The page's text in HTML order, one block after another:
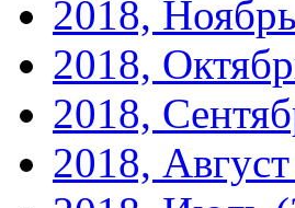
2018, Ноябрь
2018,
2018,
2018, Август